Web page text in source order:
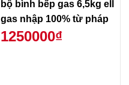
bộ bình bếp gas 6,5kg ell
gas nhập 100% từ pháp
1250000₫